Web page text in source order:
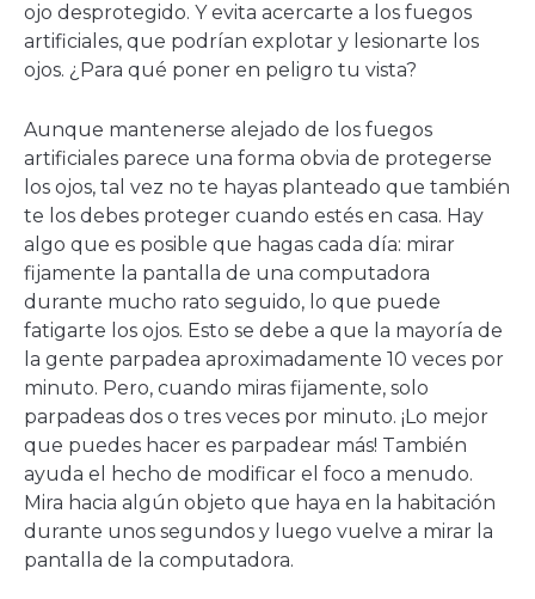
ojo desprotegido. Y evita acercarte a los fuegos
artificiales, que podrían explotar y lesionarte los
ojos. ¿Para qué poner en peligro tu vista?
Aunque mantenerse alejado de los fuegos
artificiales parece una forma obvia de protegerse
los ojos, tal vez no te hayas planteado que también
te los debes proteger cuando estés en casa. Hay
algo que es posible que hagas cada día: mirar
fijamente la pantalla de una computadora
durante mucho rato seguido, lo que puede
fatigarte los ojos. Esto se debe a que la mayoría de
la gente parpadea aproximadamente 10 veces por
minuto. Pero, cuando miras fijamente, solo
parpadeas dos o tres veces por minuto. ¡Lo mejor
que puedes hacer es parpadear más! También
ayuda el hecho de modificar el foco a menudo.
Mira hacia algún objeto que haya en la habitación
durante unos segundos y luego vuelve a mirar la
pantalla de la computadora.